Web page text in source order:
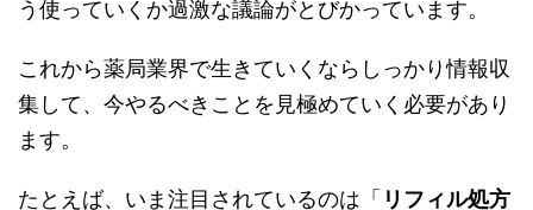
う使っていくか過激な議論がとびかっています。
これから薬局業界で生きていくならしっかり情報収
集して、今やるべきことを見極めていく必要があり
ます。
たとえば、いま注目されているのは「 リフィル処方